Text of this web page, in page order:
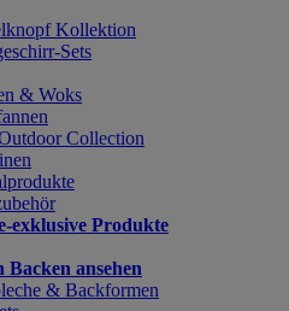
Kollektion
Sets
& Woks
Collection
exklusive Produkte
Backen ansehen
& Backformen